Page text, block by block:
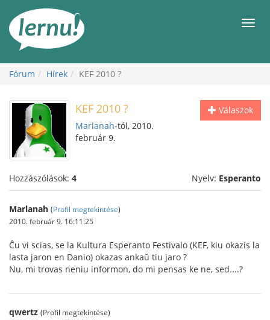
Fórum Hírek KEF 2010 ?
Válaszok
KEF 2010 ?
Marlanah-tól, 2010.
február 9.
Hozzászólások: 4 Nyelv: Esperanto
Marlanah (Profil megtekintése)
2010. február 9. 16:11:25
Ĉu vi scias, se la Kultura Esperanto Festivalo (KEF, kiu okazis la
lasta jaron en Danio) okazas ankaŭ tiu jaro ?
Nu, mi trovas neniu informon, do mi pensas ke ne, sed....?
qwertz (Profil megtekintése)